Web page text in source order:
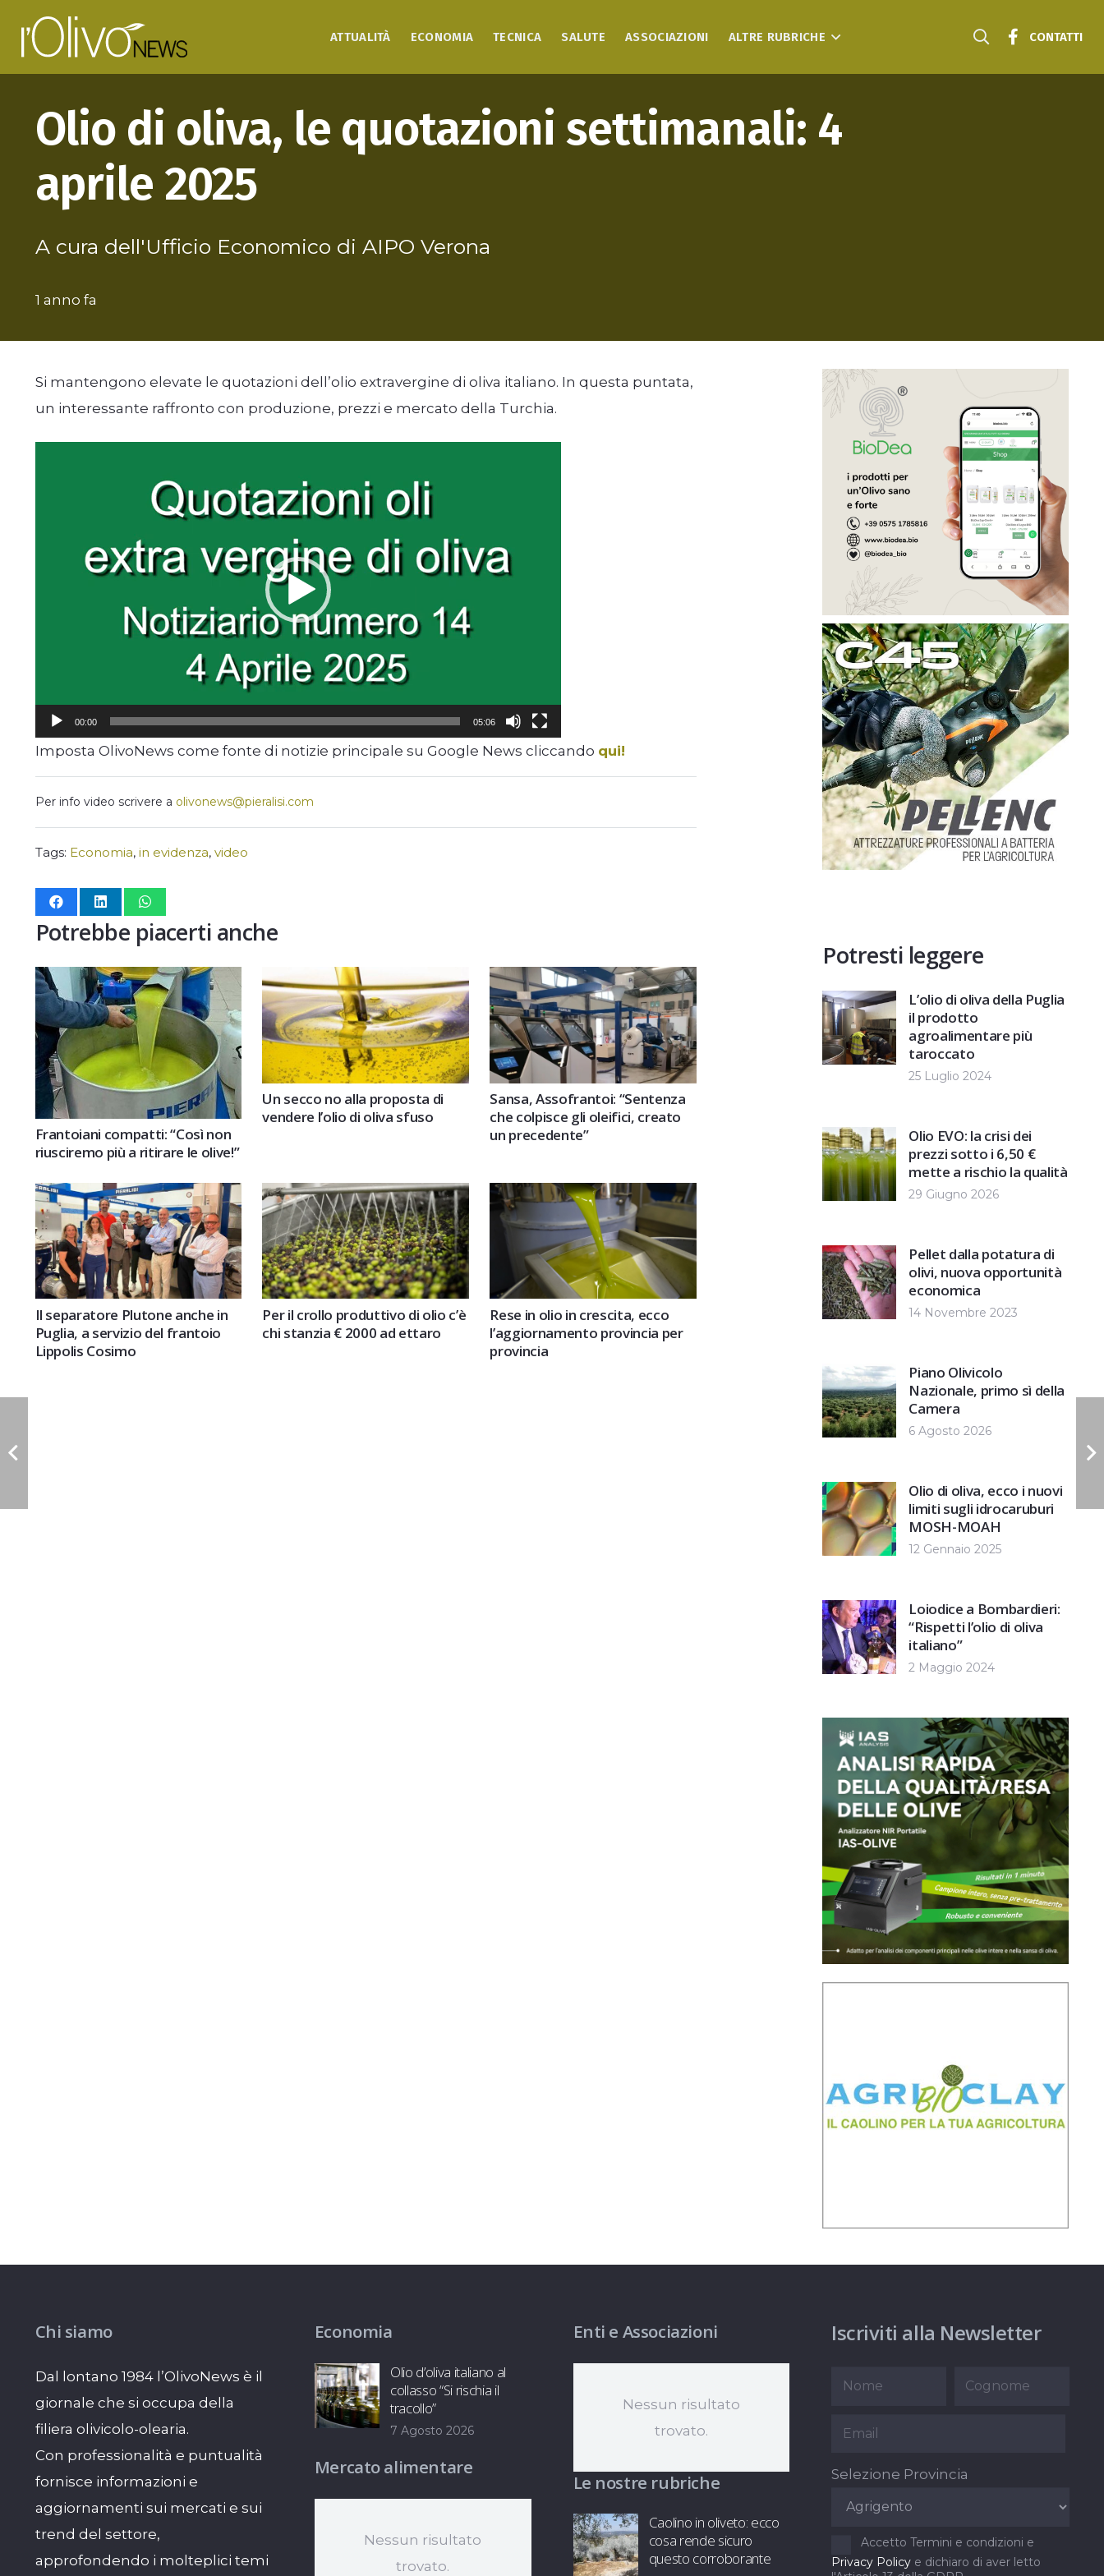
ATTUALITÀ ECONOMIA TECNICA SALUTE ASSOCIAZIONI ALTRE RUBRICHE CONTATTI
Olio di oliva, le quotazioni settimanali: 4
aprile 2025
A cura dell'Ufficio Economico di AIPO Verona
1 anno fa
Si mantengono elevate le quotazioni dell’olio extravergine di oliva italiano. In questa puntata,
un interessante raffronto con produzione, prezzi e mercato della Turchia.
00:00 05:06
Imposta OlivoNews come fonte di notizie principale su Google News cliccando qui!
Per info video scrivere a olivonews@pieralisi.com
Tags: Economia, in evidenza, video
Potrebbe piacerti anche
Frantoiani compatti: “Così non
riusciremo più a ritirare le olive!”
Un secco no alla proposta di
vendere l’olio di oliva sfuso
Sansa, Assofrantoi: “Sentenza
che colpisce gli oleifici, creato
un precedente”
Il separatore Plutone anche in
Puglia, a servizio del frantoio
Lippolis Cosimo
Per il crollo produttivo di olio c’è
chi stanzia € 2000 ad ettaro
Rese in olio in crescita, ecco
l’aggiornamento provincia per
provincia
Potresti leggere
L’olio di oliva della Puglia
il prodotto
agroalimentare più
taroccato
25 Luglio 2024
Olio EVO: la crisi dei
prezzi sotto i 6,50 €
mette a rischio la qualità
29 Giugno 2026
Pellet dalla potatura di
olivi, nuova opportunità
economica
14 Novembre 2023
Piano Olivicolo
Nazionale, primo sì della
Camera
6 Agosto 2026
Olio di oliva, ecco i nuovi
limiti sugli idrocaruburi
MOSH-MOAH
12 Gennaio 2025
Loiodice a Bombardieri:
“Rispetti l’olio di oliva
italiano”
2 Maggio 2024
Chi siamo
Dal lontano 1984 l’OlivoNews è il
giornale che si occupa della
filiera olivicolo-olearia.
Con professionalità e puntualità
fornisce informazioni e
aggiornamenti sui mercati e sui
trend del settore,
approfondendo i molteplici temi
Economia
Olio d’oliva italiano al
collasso “Si rischia il
tracollo”
7 Agosto 2026
Mercato alimentare
Nessun risultato
trovato.
Enti e Associazioni
Nessun risultato
trovato.
Le nostre rubriche
Caolino in oliveto: ecco
cosa rende sicuro
questo corroborante
Iscriviti alla Newsletter
Selezione Provincia
Accetto Termini e condizioni e
Privacy Policy e dichiaro di aver letto